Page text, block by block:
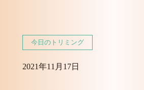
今日のトリミング
2021年11月17日